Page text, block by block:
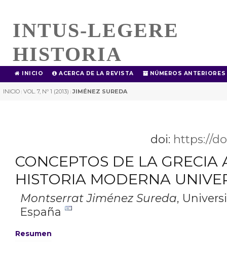
INTUS-LEGERE
HISTORIA
INICIO ACERCA DE LA REVISTA NÚMEROS ANTERIORES
INICIO | VOL. 7, Nº 1 (2013) |JIMÉNEZ SUREDA
doi: https://
CONCEPTOS DE LA GRECIA
HISTORIA MODERNA
Montserrat Jiménez Sureda,
España
Resumen